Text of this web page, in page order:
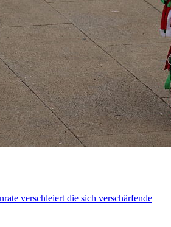
verschleiert die sich verschärfende